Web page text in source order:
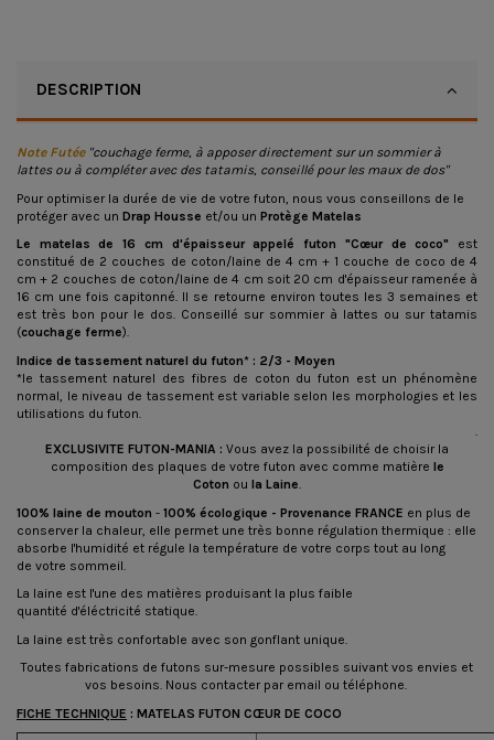
DESCRIPTION
Note Futée "couchage ferme, à apposer directement sur un sommier à
lattes ou à compléter avec des tatamis, conseillé pour les maux de dos"
Pour optimiser la durée de vie de votre futon, nous vous conseillons de le
protéger avec un Drap Housse et/ou un Protège Matelas
Le matelas de 16 cm d'épaisseur appelé futon "Cœur de coco" est
constitué de 2 couches de coton/laine de 4 cm + 1 couche de coco de 4
cm + 2 couches de coton/laine de 4 cm soit 20 cm d'épaisseur ramenée à
16 cm une fois capitonné. Il se retourne environ toutes les 3 semaines et
est très bon pour le dos. Conseillé sur sommier à lattes ou sur tatamis
(couchage ferme).
Indice de tassement naturel du futon* : 2/3 - Moyen
*le tassement naturel des fibres de coton du futon est un phénomène
normal, le niveau de tassement est variable selon les morphologies et les
utilisations du futon.
.
EXCLUSIVITE FUTON-MANIA : Vous avez la possibilité de choisir la
composition des plaques de votre futon avec comme matière le
Coton ou la Laine.
100% laine de mouton - 100% écologique - Provenance FRANCE en plus de
conserver la chaleur, elle permet une très bonne régulation thermique : elle
absorbe l'humidité et régule la température de votre corps tout au long
de votre sommeil.
La laine est l'une des matières produisant la plus faible
quantité d'éléctricité statique.
La laine est très confortable avec son gonflant unique.
Toutes fabrications de futons sur-mesure possibles suivant vos envies et
vos besoins. Nous contacter par email ou téléphone.
FICHE TECHNIQUE : MATELAS FUTON CŒUR DE COCO